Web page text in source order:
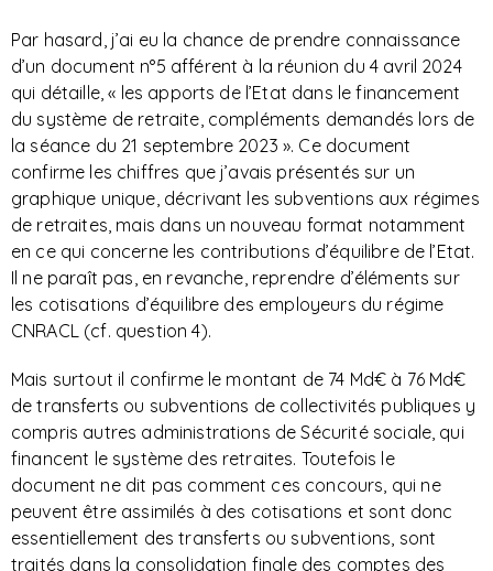
Par hasard, j’ai eu la chance de prendre connaissance
d’un document n°5 afférent à la réunion du 4 avril 2024
qui détaille, « les apports de l’Etat dans le financement
du système de retraite, compléments demandés lors de
la séance du 21 septembre 2023 ». Ce document
confirme les chiffres que j’avais présentés sur un
graphique unique, décrivant les subventions aux régimes
de retraites, mais dans un nouveau format notamment
en ce qui concerne les contributions d’équilibre de l’Etat.
Il ne paraît pas, en revanche, reprendre d’éléments sur
les cotisations d’équilibre des employeurs du régime
CNRACL (cf. question 4).
Mais surtout il confirme le montant de 74 Md€ à 76 Md€
de transferts ou subventions de collectivités publiques y
compris autres administrations de Sécurité sociale, qui
financent le système des retraites. Toutefois le
document ne dit pas comment ces concours, qui ne
peuvent être assimilés à des cotisations et sont donc
essentiellement des transferts ou subventions, sont
traités dans la consolidation finale des comptes des